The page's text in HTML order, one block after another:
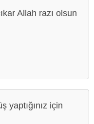
Allah razı olsun
yaptığınız için